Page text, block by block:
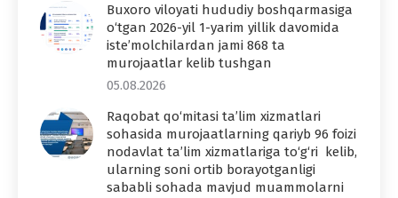
Buxoro viloyati hududiy boshqarmasiga
o‘tgan 2026-yil 1-yarim yillik davomida
iste’molchilardan jami 868 ta
murojaatlar kelib tushgan
05.08.2026
Raqobat qo‘mitasi ta’lim xizmatlari
sohasida murojaatlarning qariyb 96 foizi
nodavlat ta’lim xizmatlariga to‘g‘ri kelib,
ularning soni ortib borayotganligi
sababli sohada mavjud muammolarni